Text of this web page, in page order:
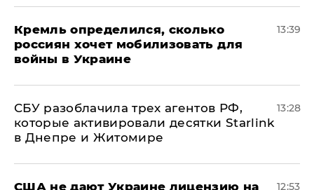
Кремль определился, сколько
россиян хочет мобилизовать для
войны в Украине
13:39
СБУ разоблачила трех агентов РФ,
которые активировали десятки Starlink
в Днепре и Житомире
13:28
США не дают Украине лицензию на 12:53